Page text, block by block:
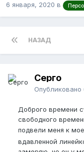
6 января, 2020 в
НАЗАД
Серго
Опубликовано
Доброго времени
свободного
подвели меня к
вдавленной